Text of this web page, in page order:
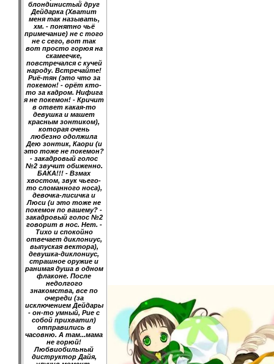
блондинистый друг
Дейдарка (Хватит
меня так называть,
хм. - понятно чьё
примечание) не с того
не с сего, вот так
вот просто горюя на
скамеечке,
повстречался с кучей
народу. Встречайте!
Риё-тян (это что за
покемон! - орёт кто-
то за кадром. Нифига
я не покемон! - Кричит
в ответ какая-то
девушка и машет
красным зонтиком),
которая очень
любезно одолжила
Дею зонтик, Каори (и
это тоже не покемон?
- закадровый голос
№2 звучит обиженно.
БАКА!!! - Взмах
хвостом, звук чьего-
то сломанного носа),
девочка-лисичка и
Люси (и это тоже не
покемон по вашему? -
закадровый голос №2
говорит в нос. Нет. -
Тихо и спокойно
отвечает диклониус,
выпуская вектора),
девушка-диклониус,
страшное оружие и
ранимая душа в одном
флаконе. После
недолгого
знакомства, все по
очереди (за
исключением Дейдары
- он-то умный, Рие с
собой прихватил)
отправились в
часовню. А там...мама
не горюй!
Любвиобильный
диструктор Дайя,